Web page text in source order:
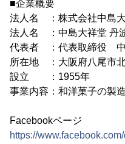
■企業概要
法人名 ：株式会社中島
法人名 ：中島大祥堂 丹
代表者 ：代表取締役 中
所在地 ：大阪府八尾市
設立 ：1955年
事業内容：和洋菓子の製
Facebookページ
https://